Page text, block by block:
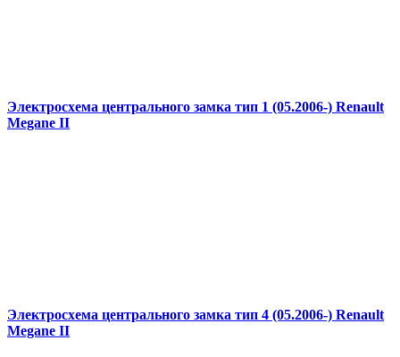
Электросхема центрального замка тип 1 (05.2006-) Renault
Megane II
Электросхема центрального замка тип 4 (05.2006-) Renault
Megane II